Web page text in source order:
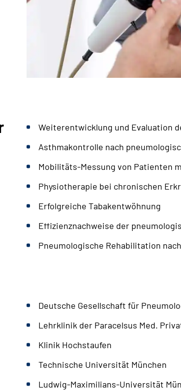
Weiterentwicklung und Evaluation
Asthmakontrolle nach
Mobilitäts-Messung von Patienten
Physiotherapie bei chronischen
Erfolgreiche Tabakentwöhnung
Effizienznachweise der
Pneumologische Rehabilitation nach
Deutsche Gesellschaft für
Lehrklinik der Paracelsus Med.
Klinik Hochstaufen
Technische Universität München
Ludwig-Maximilians-Universität